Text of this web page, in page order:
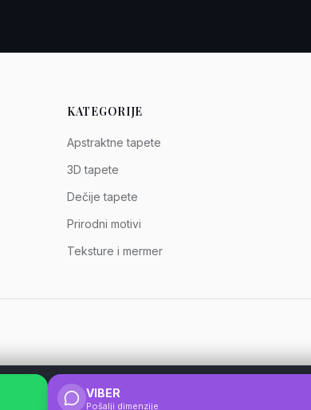
KATEGORIJE
Apstraktne tapete
3D tapete
Dečije tapete
Prirodni motivi
Teksture i mermer
VIBER
Pošalji dimenzije